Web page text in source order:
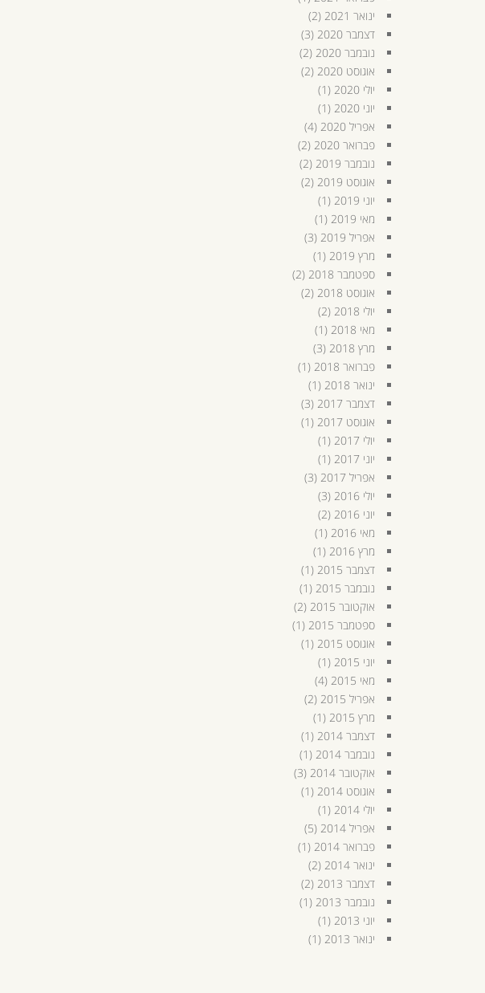
ינואר 2021
(2)
דצמבר 2020
(3)
נובמבר 2020
(2)
אוגוסט 2020
(2)
יולי 2020
(1)
יוני 2020
(1)
אפריל 2020
(4)
פברואר 2020
(2)
נובמבר 2019
(2)
אוגוסט 2019
(2)
יוני 2019
(1)
מאי 2019
(1)
אפריל 2019
(3)
מרץ 2019
(1)
ספטמבר 2018
(2)
אוגוסט 2018
(2)
יולי 2018
(2)
מאי 2018
(1)
מרץ 2018
(3)
פברואר 2018
(1)
ינואר 2018
(1)
דצמבר 2017
(3)
אוגוסט 2017
(1)
יולי 2017
(1)
יוני 2017
(1)
אפריל 2017
(3)
יולי 2016
(3)
יוני 2016
(2)
מאי 2016
(1)
מרץ 2016
(1)
דצמבר 2015
(1)
נובמבר 2015
(1)
אוקטובר 2015
(2)
ספטמבר 2015
(1)
אוגוסט 2015
(1)
יוני 2015
(1)
מאי 2015
(4)
אפריל 2015
(2)
מרץ 2015
(1)
דצמבר 2014
(1)
נובמבר 2014
(1)
אוקטובר 2014
(3)
אוגוסט 2014
(1)
יולי 2014
(1)
אפריל 2014
(5)
פברואר 2014
(1)
ינואר 2014
(2)
דצמבר 2013
(2)
נובמבר 2013
(1)
יוני 2013
(1)
ינואר 2013
(1)